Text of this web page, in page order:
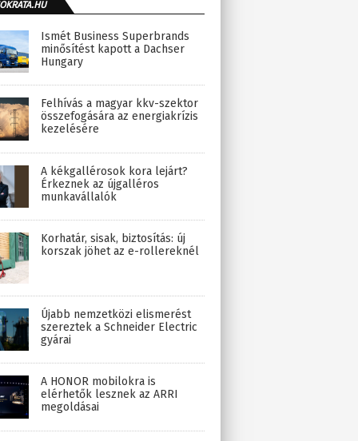
Ismét Business Superbrands
minősítést kapott a Dachser
Hungary
Felhívás a magyar kkv-szektor
összefogására az energiakrízis
kezelésére
A kékgallérosok kora lejárt?
Érkeznek az újgalléros
munkavállalók
Korhatár, sisak, biztosítás: új
korszak jöhet az e-rollereknél
Újabb nemzetközi elismerést
szereztek a Schneider Electric
gyárai
A HONOR mobilokra is
elérhetők lesznek az ARRI
megoldásai